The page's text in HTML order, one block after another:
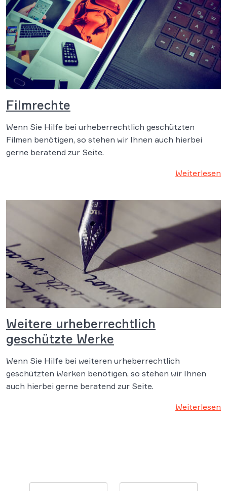
Filmrechte
Wenn Sie Hilfe bei urheberrechtlich geschützten
Filmen benötigen, so stehen wir Ihnen auch hierbei
gerne beratend zur Seite.
Weiterlesen
Weitere urheberrechtlich
geschützte Werke
Wenn Sie Hilfe bei weiteren urheberrechtlich
geschützten Werken benötigen, so stehen wir Ihnen
auch hierbei gerne beratend zur Seite.
Weiterlesen